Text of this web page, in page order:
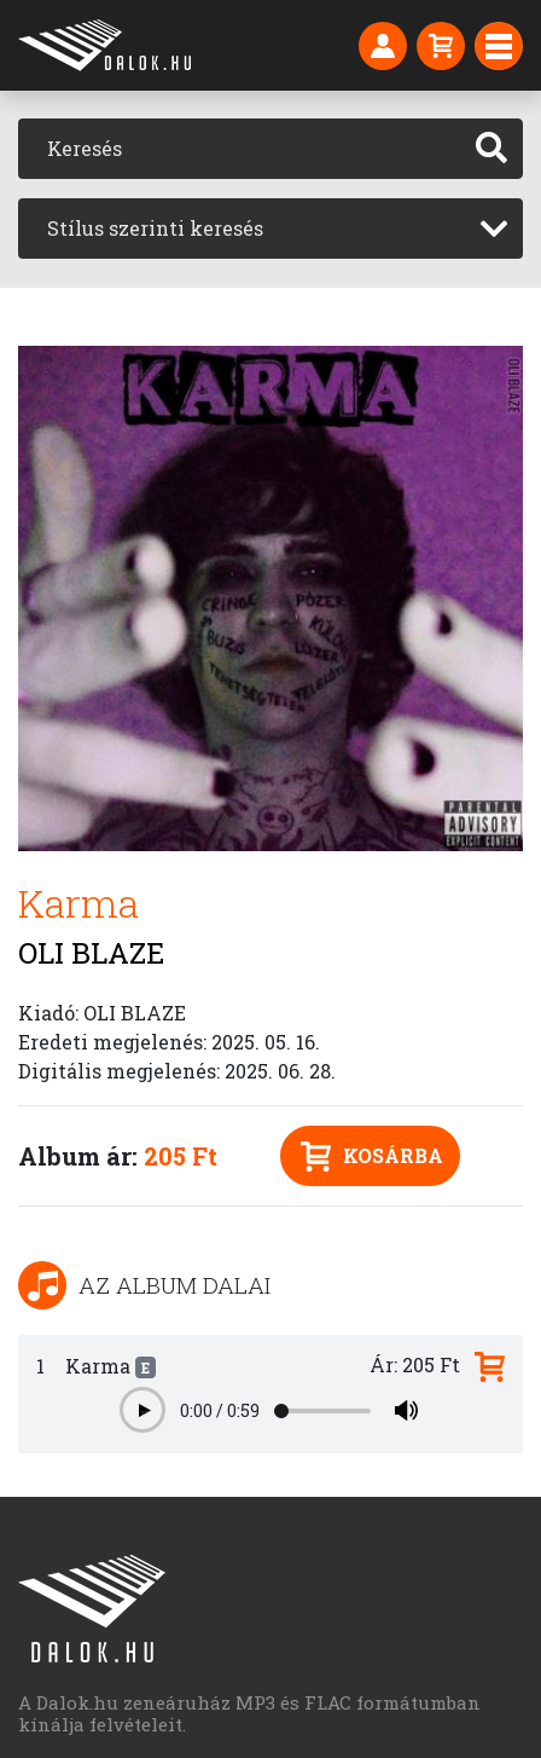
Stílus szerinti keresés
Karma
OLI BLAZE
Kiadó: OLI BLAZE
Eredeti megjelenés: 2025. 05. 16.
Digitális megjelenés: 2025. 06. 28.
Album ár: 205 Ft KOSÁRBA
AZ ALBUM DALAI
1 Karma E
Play0:00 /0:59
Ár: 205 Ft
A Dalok.hu zeneáruház MP3 és FLAC formátumban
kínálja felvételeit.